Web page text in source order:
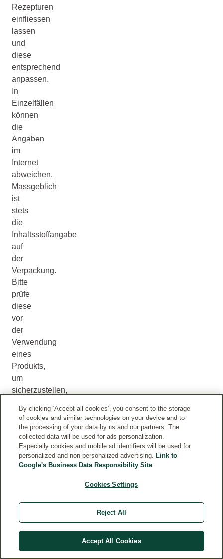
Rezepturen
einfliessen
lassen
und
diese
entsprechend
anpassen.
In
Einzelfällen
können
die
Angaben
im
Internet
abweichen.
Massgeblich
ist
stets
die
Inhaltsstoffangabe
auf
der
Verpackung.
Bitte
prüfe
diese
vor
der
Verwendung
eines
Produkts,
um
sicherzustellen,
für
dich
geeignet
ist.
By clicking ‘Accept all cookies’, you consent to the storage
of cookies and similar technologies on your device and to
the processing of your data by us and our partners. The
collected data will be used for ads personalization.
Especially cookies and mobile ad identifiers will be used for
personalized and non-personalized advertising. Link to
Google's Business Data Responsibility Site
Cookies Settings
Reject All
Accept All Cookies